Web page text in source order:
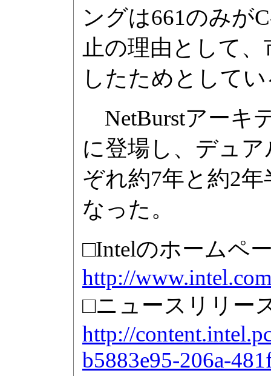
ングは661のみが
止の理由として
したためとして
NetBurstアーキ
に登場し、デュ
ぞれ約7年と約2
なった。
□Intelのホームペ
http://
□ニュースリリー
http://
b5883e95-206a-